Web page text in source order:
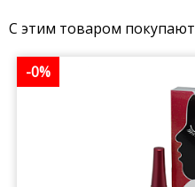
С этим товаром покупают
-0%